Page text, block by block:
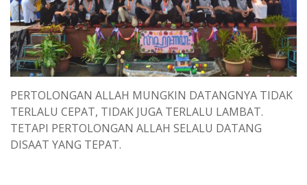
PERTOLONGAN ALLAH MUNGKIN DATANGNYA TIDAK
TERLALU CEPAT, TIDAK JUGA TERLALU LAMBAT.
TETAPI PERTOLONGAN ALLAH SELALU DATANG
DISAAT YANG TEPAT.